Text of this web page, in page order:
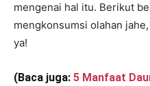
mengenai hal itu. Berikut
mengkonsumsi olahan
ya!
(Baca juga: 5 Manfaat